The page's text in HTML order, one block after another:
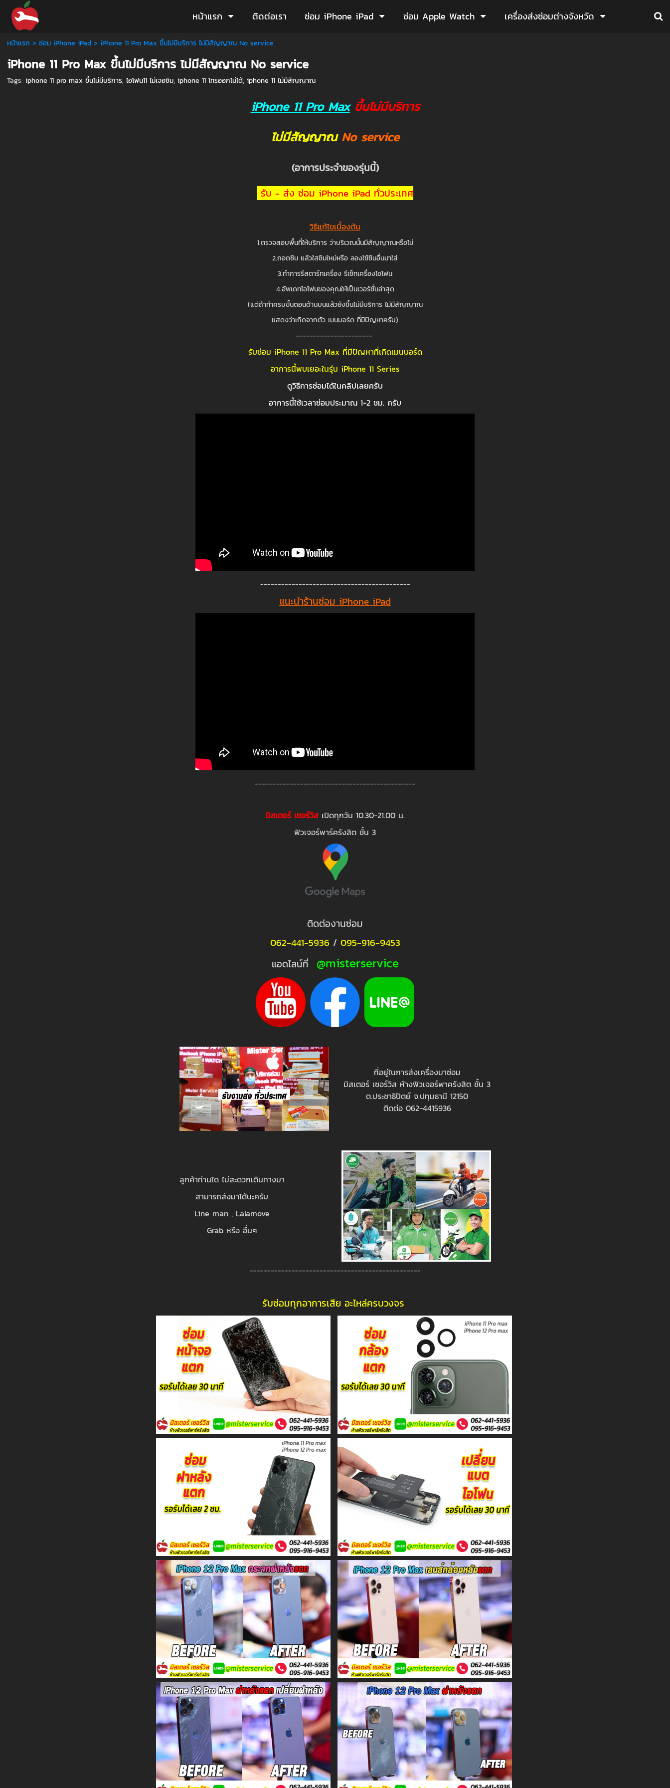
หน้าแรก ติดต่อเรา ซ่อม iPhone iPad ซ่อม Apple Watch เครื่องส่งซ่อมต่างจังหวัด
หน้าแรก > ซ่อม iPhone iPad> iPhone 11 Pro Max ขึ้นไม่มีบริการ ไม่มีสัญญาณ No service
iPhone 11 Pro Max ขึ้นไม่มีบริการ ไม่มีสัญญาณ No service
Tags: iphone 11 pro max ขึ้นไม่มีบริการ, ไอโฟน11 ไม่เจอซิม, iphone 11 โทรออกไม่ได้, iphone 11 ไม่มีสัญญาณ
iPhone 11 Pro Maxขึ้นไม่มีบริการ
ไม่มีสัญญาณ No service
(อาการประจำของรุ่นนี้)
รับ - ส่ง ซ่อม iPhone iPad ทั่วประเทศ
วิธีแก้ไขเบื้องต้น
1.ตรวจสอบพื้นที่ให้บริการ ว่าบริเวณนั้นมีสัญญาณหรือไม่
2.ถอดซิม แล้วใสซิมใหม่หรือ ลองใช้ซิมอื่นมาใส่
3.ทำการรีสตาร์ทเครื่อง รีเซ็ทเครื่องไอโฟน
4.อัพเดทไอโฟนของคุณให้เป็นเวอร์ชั่นล่าสุด
(แต่ถ้าทำครบขั้นตอนด้านบนแล้วยังขึ้นไม่มีบริการ ไม่มีสัญญาณ
แสดงว่าเกิดจากตัว เมนบอร์ด ที่มีปัญหาครับ)
----------------------
รับซ่อม iPhone 11 Pro Max ที่มีปัญหาที่เกิดเมนบอร์ด
อาการนี้พบเยอะในรุ่น iPhone 11 Series
ดูวิธีการซ่อมได้ในคลิปเลยครับ
อาการนี้ใช้เวลาซ่อมประมาณ 1-2 ชม. ครับ
-------------------------------------------
แนะนำร้านซ่อม iPhone iPad
----------------------------------------------
มิสเตอร์ เซอร์วิส เปิดทุกวัน 10.30-21.00 น.
ฟิวเจอร์พาร์ครังสิต ชั้น 3
ติดต่องานซ่อม
062-441-5936 /095-916-9453
แอดไลน์ที่
@misterservice
ที่อยู่ในการส่งเครื่องมาซ่อม
มิสเตอร์ เซอร์วิส ห้างฟิวเจอร์พาครังสิต ชั้น 3
ต.ประชาธิปัตย์ จ.ปทุมธานี 12150
ติดต่อ 062-4415936
ลูกค้าท่านใด ไม่สะดวกเดินทางมา
สามารถส่งมาได้นะครับ
Line man , Lalamove
Grab หรือ อื่นๆ
-------------------------------------------------
รับซ่อมทุกอาการเสีย อะไหล่ครบวงจร